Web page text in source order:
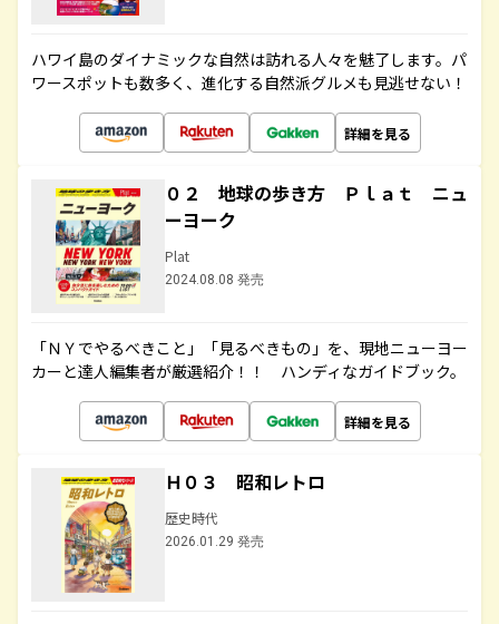
ハワイ島のダイナミックな自然は訪れる人々を魅了します。パ
ワースポットも数多く、進化する自然派グルメも見逃せない！
詳細を見る
０２ 地球の歩き方 Ｐｌａｔ ニュ
ーヨーク
Plat
2024.08.08 発売
「ＮＹでやるべきこと」「見るべきもの」を、現地ニューヨー
カーと達人編集者が厳選紹介！！ ハンディなガイドブック。
詳細を見る
Ｈ０３ 昭和レトロ
歴史時代
2026.01.29 発売